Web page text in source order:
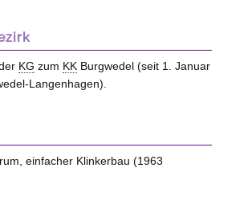
KG zum KKBurgwedel (seit 1. Januar
Langenhagen).
einfacher Klinkerbau (1963